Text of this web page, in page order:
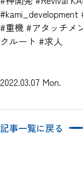
#重機 #アタッチメ
クルート #求人
2022.03.07 Mon.
記事一覧に戻る